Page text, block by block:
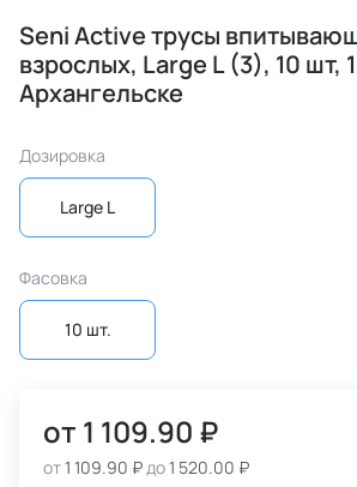
Seni Active трусы
взрослых, Large L (3), 10 шт,
Архангельске
Дозировка
Large L
Фасовка
10 шт.
от 1 109.90 ₽
от1 109.90 ₽до1 520.00 ₽